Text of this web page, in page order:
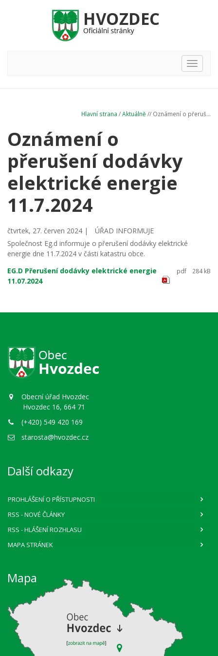
Hlavní
nabídka
Hlavní strana /Aktuálně // Oznámení o přeruš...
Oznámení o
přerušení dodávky
elektrické energie
11.7.2024
čtvrtek, 27. červen 2024 |
ÚŘAD INFORMUJE
Společnost Eg.d informuje o přerušení dodávky elektrické
energie dne 11.7.2024 v části katastru obce.
EG.D Přerušení dodávky elektrické energie
11.07.2024
pdf 284 kB
Obecní úřad Hvozdec
Hvozdec 16, 664 71
(+420) 549 420 169
starosta@hvozdec.cz
Další odkazy
PROHLÁŠENÍ O PŘÍSTUPNOSTI
RSS - NOVÉ ČLÁNKY
RSS - HLÁŠENÍ ROZHLASU
MAPA STRÁNEK
Mapa